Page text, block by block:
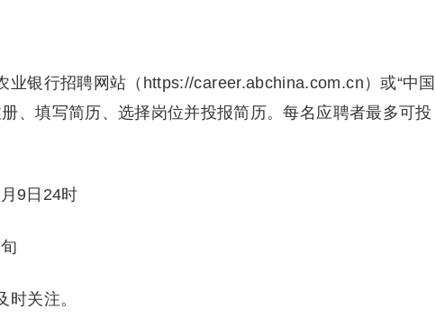
银行招聘网站（https://career.abchina.com.cn）或“中国
、填写简历、选择岗位并投报简历。每名应聘者最多可投
9日24时
关注。